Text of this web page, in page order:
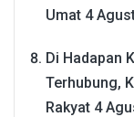
Umat 4
Di Hadapan
Terhubung,
Rakyat 4